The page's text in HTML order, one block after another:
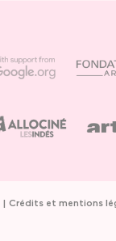
Crédits et mentions